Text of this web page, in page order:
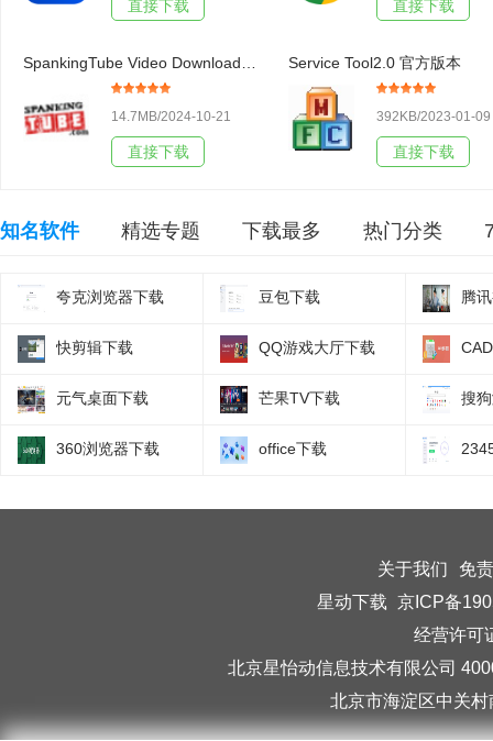
直接下载 直接下载
14.7MB/2024-10-21
直接下载
Service Tool2.0 官方版本
392KB/2023-01-09
直接下载
知名软件 精选专题 下载最多 热门分类
夸克浏览器下载 豆包下载 腾
快剪辑下载 QQ游戏大厅下载
元气桌面下载 芒果TV下载 搜
360浏览器下载 office下载
关于我们
免
星动下载 京ICP备
经营许可
北京星怡动信息技术有限公司
北京市海淀区中关